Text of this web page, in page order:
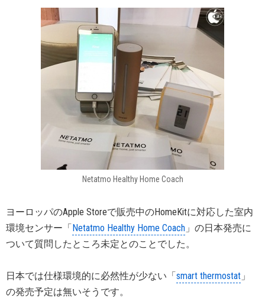
Netatmo Healthy Home Coach
ヨーロッパのApple Storeで販売中のHomeKitに対応した室内
環境センサー「Netatmo Healthy Home Coach 」の日本発売に
ついて質問したところ未定とのことでした。
日本では仕様環境的に必然性が少ない「smart thermostat 」
の発売予定は無いそうです。